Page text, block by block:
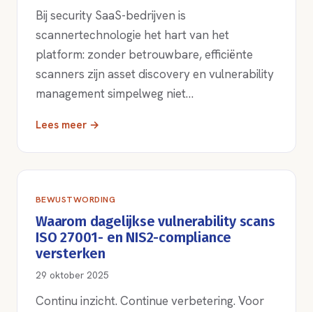
Bij security SaaS-bedrijven is
scannertechnologie het hart van het
platform: zonder betrouwbare, efficiënte
scanners zijn asset discovery en vulnerability
management simpelweg niet…
Lees meer →
BEWUSTWORDING
Waarom dagelijkse vulnerability scans
ISO 27001- en NIS2-compliance
versterken
29 oktober 2025
Continu inzicht. Continue verbetering. Voor